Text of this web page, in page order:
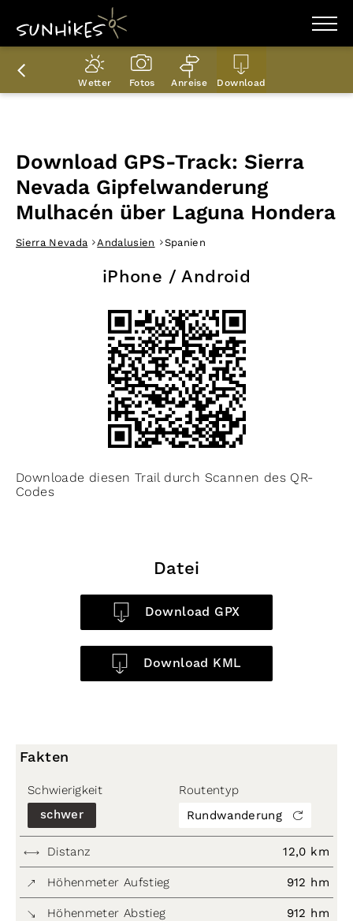
WANDERZIELE
WANDERUNGEN
ENTDECKEN
Wetter Fotos Anreise Download
Download GPS-Track: Sierra
Nevada Gipfelwanderung
Mulhacén über Laguna Hondera
Sierra Nevada Andalusien Spanien
iPhone / Android
Downloade diesen Trail durch Scannen des QR-
Codes
Datei
Download GPX
Download KML
Fakten
Schwierigkeit
schwer
Routentyp
Rundwanderung
Distanz 12,0 km
Höhenmeter Aufstieg 912 hm
Höhenmeter Abstieg 912 hm